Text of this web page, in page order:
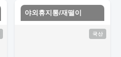
야외휴지통/재떨이
국산